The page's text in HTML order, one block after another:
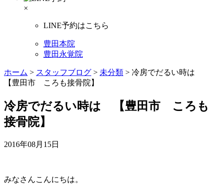
×
LINE予約はこちら
豊田本院
豊田永覚院
ホーム > スタッフブログ > 未分類 > 冷房でだるい時は
【豊田市 ころも接骨院】
冷房でだるい時は 【豊田市 ころも
接骨院】
2016年08月15日
みなさんこんにちは。